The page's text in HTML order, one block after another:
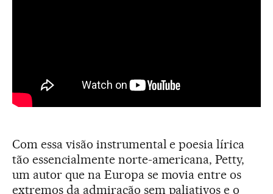
Com essa visão instrumental e poesia lírica
tão essencialmente norte-americana, Petty,
um autor que na Europa se movia entre os
extremos da admiração sem paliativos e o